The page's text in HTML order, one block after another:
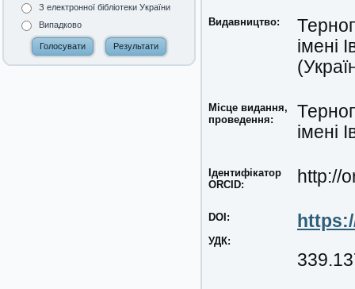
З електронної бібліотеки України
Випадково
Видавництво:
імені
Місце видання,
проведення:
імені
Ідентифікатор
ORCID:
http://
DOI:
УДК: